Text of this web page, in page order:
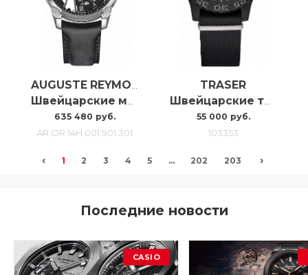
635 480 руб.
AR.OR.14H.001.901.301
TRASER
Швейцарские тактические мужские часы Traser P66 Shade 103353
55 000 руб.
103353
‹ 1 2 3 4 5 ... 202 203 ›
Последние новости
CASIO